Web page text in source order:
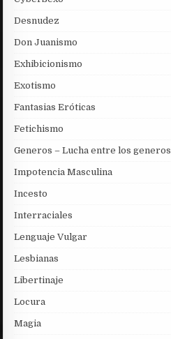
Desnudez
Don Juanismo
Exhibicionismo
Exotismo
Fantasias Eróticas
Fetichismo
Generos – Lucha entre los generos
Impotencia Masculina
Incesto
Interraciales
Lenguaje Vulgar
Lesbianas
Libertinaje
Locura
Magia